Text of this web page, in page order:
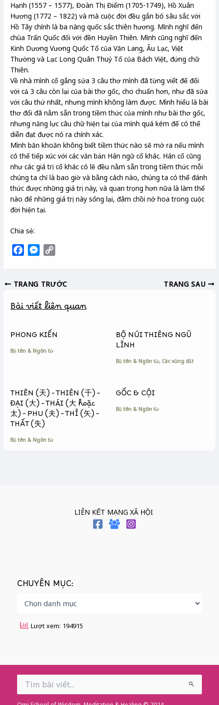
Hạnh (1557 – 1577), Đoàn Thị Điểm (1705-1749), Hồ Xuân
Hương (1772 – 1822) và mà cuộc đời đều gắn bó sâu sắc với
Hồ Tây chính là ba nàng quốc sắc thiên hương. Mình nghĩ đến
chùa Trấn Quốc đối với đền Huyền Thiên. Mình cũng nghĩ đến
Kinh Dương Vương Quốc Tổ của Văn Lang, Âu Lạc, Việt
Thường và Lạc Long Quân Thuỷ Tổ của Bách Việt, đứng chữ
Thiên.
Về nhà mình cố gắng sửa 3 câu thơ mình đã từng viết để đối
với cả 3 câu còn lại của bài thơ gốc, cho chuẩn hơn, như đã sửa
với câu thứ nhất, nhưng mình không làm được. Mình hiểu là bài
thơ đối đã nằm sẵn trong tiềm thức của mình như bài thơ gốc,
nhưng năng lực câu chữ hiện tại của mình quá kém để có thể
diễn đạt được nó ra chính xác.
Mình băn khoăn không biết tiềm thức nào sẽ mở ra nếu mình
có thể tiếp xúc với các văn bản Hán ngữ cổ khác. Hán cổ cũng
như các giá trị cổ khác có lẽ đều nằm sẵn trong tiềm thức mỗi
chúng ta chỉ là bao giờ và bằng cách nào, chúng ta có thể đánh
thức được những giá trị này, và quan trọng hơn nữa là làm thế
nào để những giá trị này sống lại, đâm chồi nở hoa trong cuộc
đời hiện tại.
Chia sẻ:
e
o
k
M
s
n
e
y
i
k
TRANG TRƯỚC TRANG SAU
Bài viết liên quan
PHONG KIẾN
Bộ tên & Ngôn từ
BỘ NÚI THIÊNG NGŨ
LĨNH
Bộ tên & Ngôn từ, Các vùng đất
THIÊN (天) – THIÊN (千) –
ĐẠI (大) – THÁI (大 hoặc
太) – PHU (夫) – THỈ (矢) –
THẤT (失)
Bộ tên & Ngôn từ
GỐC & CỘI
Bộ tên & Ngôn từ
LIÊN KẾT MẠNG XÃ HỘI
CHUYÊN MỤC:
Lượt xem: 194915
Search
for: